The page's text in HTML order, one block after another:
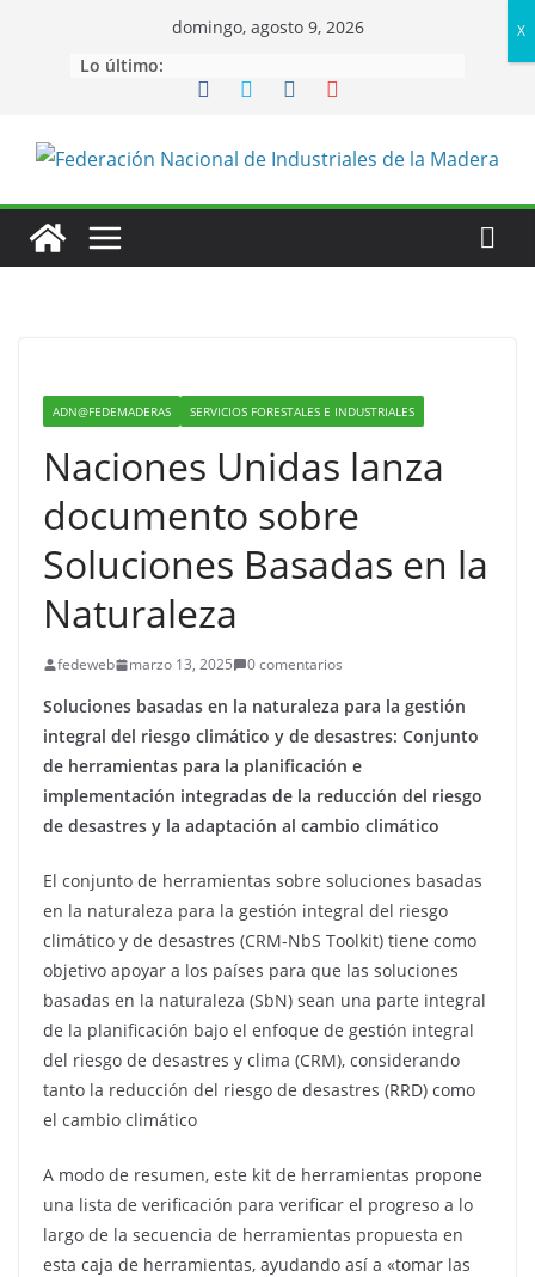
domingo, agosto 9, 2026
Lo último:
ADN@FEDEMADERAS SERVICIOS FORESTALES E INDUSTRIALES
Naciones Unidas lanza
documento sobre
Soluciones Basadas en la
Naturaleza
fedeweb marzo 13, 2025 0 comentarios
Soluciones basadas en la naturaleza para la gestión
integral del riesgo climático y de desastres: Conjunto
de herramientas para la planificación e
implementación integradas de la reducción del riesgo
de desastres y la adaptación al cambio climático
El conjunto de herramientas sobre soluciones basadas
en la naturaleza para la gestión integral del riesgo
climático y de desastres (CRM-NbS Toolkit) tiene como
objetivo apoyar a los países para que las soluciones
basadas en la naturaleza (SbN) sean una parte integral
de la planificación bajo el enfoque de gestión integral
del riesgo de desastres y clima (CRM), considerando
tanto la reducción del riesgo de desastres (RRD) como
el cambio climático
A modo de resumen, este kit de herramientas propone
una lista de verificación para verificar el progreso a lo
largo de la secuencia de herramientas propuesta en
esta caja de herramientas, ayudando así a «tomar las
X